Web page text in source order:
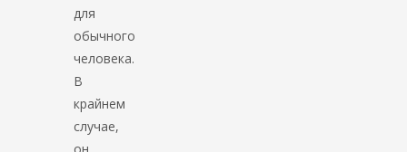
для
обычного
человека.
В
крайнем
случае,